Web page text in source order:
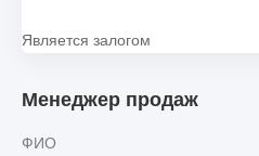
Является залогом
Менеджер продаж
ФИО